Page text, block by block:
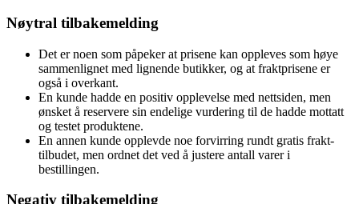
Nøytral tilbakemelding
Det er noen som påpeker at prisene kan oppleves som høye
sammenlignet med lignende butikker, og at fraktprisene er
også i overkant.
En kunde hadde en positiv opplevelse med nettsiden, men
ønsket å reservere sin endelige vurdering til de hadde mottatt
og testet produktene.
En annen kunde opplevde noe forvirring rundt gratis frakt-
tilbudet, men ordnet det ved å justere antall varer i
bestillingen.
Negativ tilbakemelding